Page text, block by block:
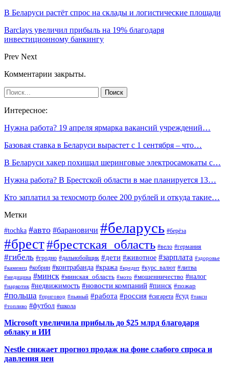
В Беларуси растёт спрос на склады и логистические площади
Barclays увеличил прибыль на 19% благодаря
инвестиционному банкингу
Prev Next
Комментарии закрыты.
Интересное:
Нужна работа? 19 апреля ярмарка вакансий учреждений…
Базовая ставка в Беларуси вырастет с 1 сентября – что…
В Беларуси хакер похищал шеринговые электросамокаты с…
Нужна работа? В Брестской области в мае планируется 13…
Кто заплатил за техосмотр более 200 рублей и откуда такие…
Метки
#tochka #авто #барановичи #беларусь #берёза
#брест#брестская_область #вело #германия
#гибель #гродно #дальнобойщик #дети #животное #зарплата #здоровье
#каменец #кобрин #контрабанда #кража #кредит #курс_валют #литва
#медицина #минск #минская_область #мото #мошенничество #налог
#наркотик #недвижимость #новости компаний #пинск #пожар
#польша #приговор #пьяный #работа #россия #сигарета #суд #такси
#топливо #футбол #школа
Microsoft увеличила прибыль до $25 млрд благодаря
облаку и ИИ
Nestle снижает прогноз продаж на фоне слабого спроса и
давления цен